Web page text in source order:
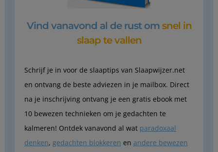
Vind vanavond al de rust om snel in
slaap te vallen
Schrijf je in voor de slaaptips van Slaapwijzer.net
en ontvang de beste adviezen in je mailbox. Direct
na je inschrijving ontvang je een gratis ebook met
10 bewezen technieken om je gedachten te
kalmeren! Ontdek vanavond al wat paradoxaal
denken, gedachten blokkeren en andere bewezen